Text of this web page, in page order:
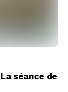
séance de